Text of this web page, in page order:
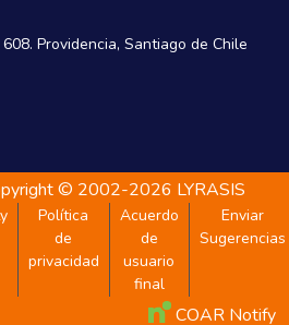
Providencia, Santiago de Chile
© 2002-2026 LYRASIS
Política
de
privacidad
Acuerdo
de
usuario
final
Enviar
Sugerencias
COAR Notify